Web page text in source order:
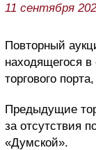
11 сентября
Повторный
находящегося в
торгового
Предыдущие
за отсутствия
«Думской».